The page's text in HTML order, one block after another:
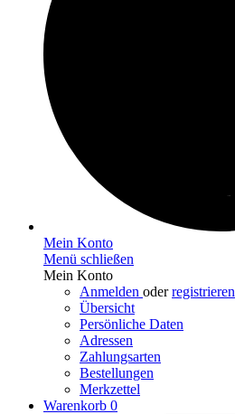
Mein Konto
Menü schließen
Mein Konto
Anmelden oderregistrieren
Übersicht
Persönliche Daten
Adressen
Zahlungsarten
Bestellungen
Merkzettel
Warenkorb 0